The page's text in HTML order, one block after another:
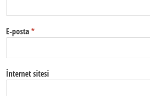
E-posta*
İnternet sitesi